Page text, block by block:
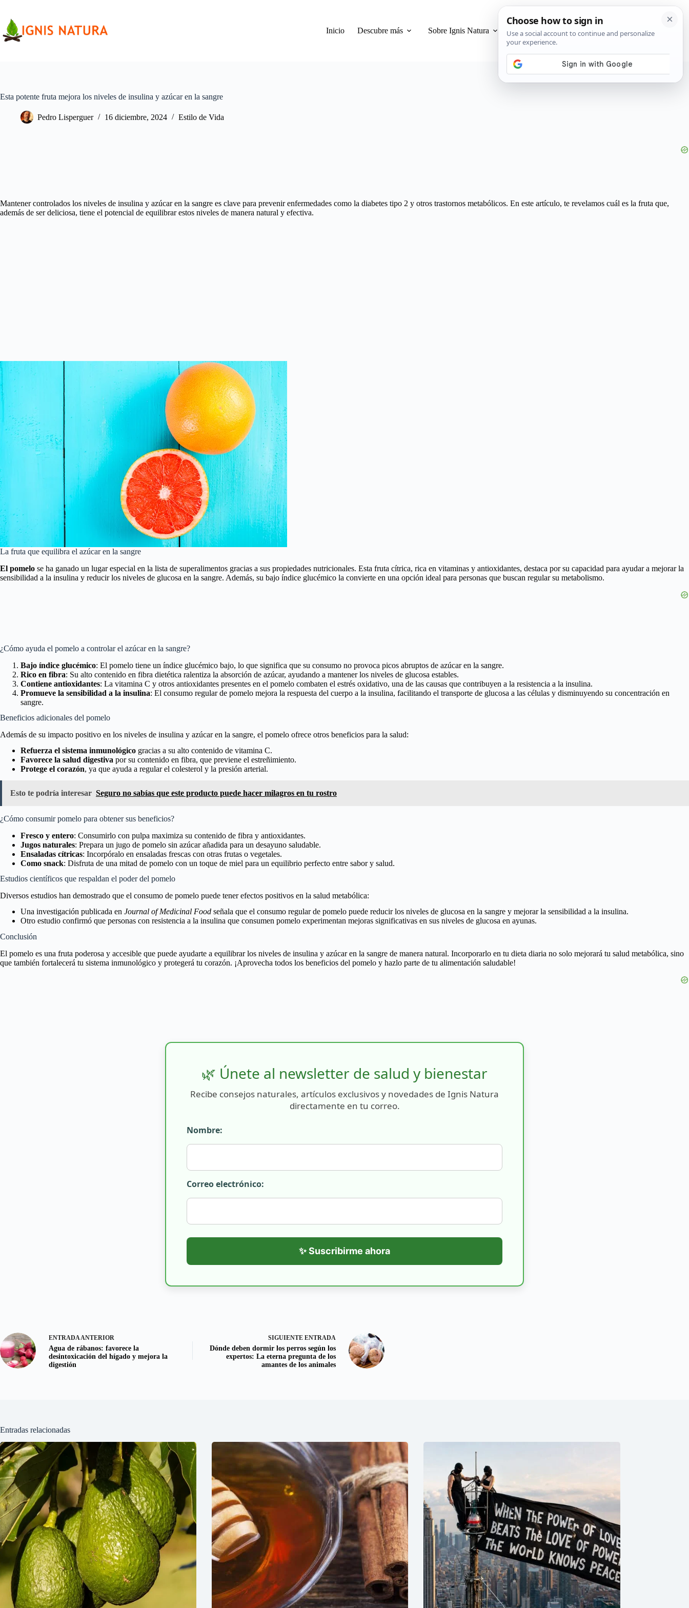
contenido
Inicio
Descubre más Sobre Ignis Natura Privacidad y Cookies
Esta potente fruta mejora los niveles de insulina y azúcar en la sangre
Pedro Lisperguer 16 diciembre, 2024 Estilo de Vida
Mantener controlados los niveles de insulina y azúcar en la sangre es clave para prevenir enfermedades como la diabetes tipo 2 y otros trastornos metabólicos. En este artículo, te revelamos cuál es la fruta que,
además de ser deliciosa, tiene el potencial de equilibrar estos niveles de manera natural y efectiva.
La fruta que equilibra el azúcar en la sangre
El pomelo se ha ganado un lugar especial en la lista de superalimentos gracias a sus propiedades nutricionales. Esta fruta cítrica, rica en vitaminas y antioxidantes, destaca por su capacidad para ayudar a mejorar la
sensibilidad a la insulina y reducir los niveles de glucosa en la sangre. Además, su bajo índice glucémico la convierte en una opción ideal para personas que buscan regular su metabolismo.
¿Cómo ayuda el pomelo a controlar el azúcar en la sangre?
Bajo índice glucémico: El pomelo tiene un índice glucémico bajo, lo que significa que su consumo no provoca picos abruptos de azúcar en la sangre.
Rico en fibra: Su alto contenido en fibra dietética ralentiza la absorción de azúcar, ayudando a mantener los niveles de glucosa estables.
Contiene antioxidantes: La vitamina C y otros antioxidantes presentes en el pomelo combaten el estrés oxidativo, una de las causas que contribuyen a la resistencia a la insulina.
Promueve la sensibilidad a la insulina: El consumo regular de pomelo mejora la respuesta del cuerpo a la insulina, facilitando el transporte de glucosa a las células y disminuyendo su concentración en
sangre.
Beneficios adicionales del pomelo
Además de su impacto positivo en los niveles de insulina y azúcar en la sangre, el pomelo ofrece otros beneficios para la salud:
Refuerza el sistema inmunológico gracias a su alto contenido de vitamina C.
Favorece la salud digestiva por su contenido en fibra, que previene el estreñimiento.
Protege el corazón, ya que ayuda a regular el colesterol y la presión arterial.
Esto te podría interesar Seguro no sabías que este producto puede hacer milagros en tu rostro
¿Cómo consumir pomelo para obtener sus beneficios?
Fresco y entero: Consumirlo con pulpa maximiza su contenido de fibra y antioxidantes.
Jugos naturales: Prepara un jugo de pomelo sin azúcar añadida para un desayuno saludable.
Ensaladas cítricas: Incorpóralo en ensaladas frescas con otras frutas o vegetales.
Como snack: Disfruta de una mitad de pomelo con un toque de miel para un equilibrio perfecto entre sabor y salud.
Estudios científicos que respaldan el poder del pomelo
Diversos estudios han demostrado que el consumo de pomelo puede tener efectos positivos en la salud metabólica:
Una investigación publicada en Journal of Medicinal Food señala que el consumo regular de pomelo puede reducir los niveles de glucosa en la sangre y mejorar la sensibilidad a la insulina.
Otro estudio confirmó que personas con resistencia a la insulina que consumen pomelo experimentan mejoras significativas en sus niveles de glucosa en ayunas.
Conclusión
El pomelo es una fruta poderosa y accesible que puede ayudarte a equilibrar los niveles de insulina y azúcar en la sangre de manera natural. Incorporarlo en tu dieta diaria no solo mejorará tu salud metabólica, sino
que también fortalecerá tu sistema inmunológico y protegerá tu corazón. ¡Aprovecha todos los beneficios del pomelo y hazlo parte de tu alimentación saludable!
🌿 Únete al newsletter de salud y bienestar
Recibe consejos naturales, artículos exclusivos y novedades de Ignis Natura
directamente en tu correo.
Nombre:
Correo electrónico:
✨ Suscribirme ahora
ENTRADA ANTERIOR
Agua de rábanos: favorece la
desintoxicación del hígado y mejora la
digestión
SIGUIENTE ENTRADA
Dónde deben dormir los perros según los
expertos: La eterna pregunta de los
amantes de los animales
Entradas relacionadas